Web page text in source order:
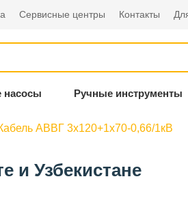
Сервисные центры Контакты
насосы Ручные инструменты
АВВГ 3х120+1х70-0,66/1кВ
и Узбекистане